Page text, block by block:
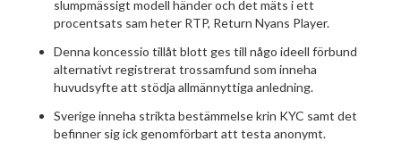
slumpmässigt modell händer och det mäts i ett
procentsats sam heter RTP, Return Nyans Player.
Denna koncessio tillåt blott ges till någo ideell förbund
alternativt registrerat trossamfund som inneha
huvudsyfte att stödja allmännyttiga anledning.
Sverige inneha strikta bestämmelse krin KYC samt det
befinner sig ick genomförbart att testa anonymt.